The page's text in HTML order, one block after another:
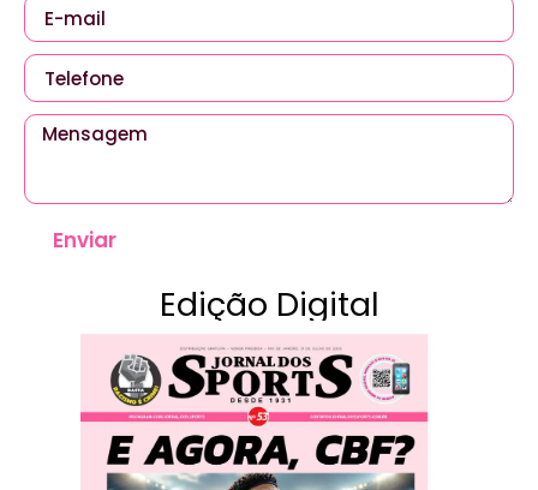
Enviar
Edição Digital